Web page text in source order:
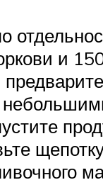
и